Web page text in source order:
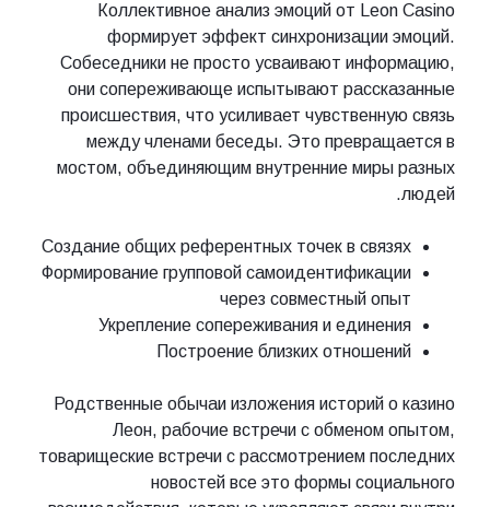
Коллективное анализ эмоций от Leon Casino
формирует эффект синхронизации эмоций.
Собеседники не просто усваивают информацию,
они сопереживающе испытывают рассказанные
происшествия, что усиливает чувственную связь
между членами беседы. Это превращается в
мостом, объединяющим внутренние миры разных
людей.
Создание общих референтных точек в связях
Формирование групповой самоидентификации
через совместный опыт
Укрепление сопереживания и единения
Построение близких отношений
Родственные обычаи изложения историй о казино
Леон, рабочие встречи с обменом опытом,
товарищеские встречи с рассмотрением последних
новостей все это формы социального